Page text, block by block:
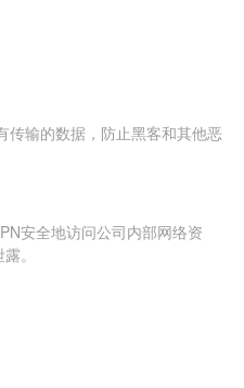
传输的数据，防止黑客和其他恶
安全地访问公司内部网络资
。